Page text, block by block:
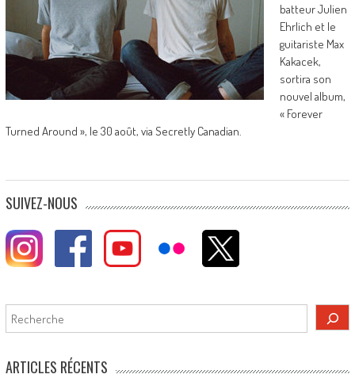
batteur Julien
Ehrlich et le
guitariste Max
Kakacek,
sortira son
nouvel album,
« Forever
Turned Around », le 30 août, via Secretly Canadian.
SUIVEZ-NOUS
Rechercher
ARTICLES RÉCENTS